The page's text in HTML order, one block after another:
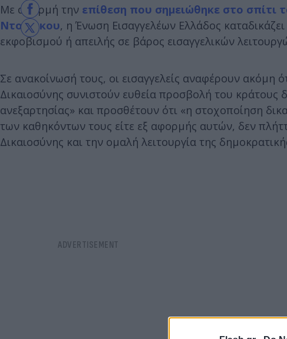
Με αφορμή την επίθεση που σημειώθηκε στο σπίτι
Ντογιάκου, η Ένωση Εισαγγελέων Ελλάδος
εκφοβισμού ή απειλής σε βάρος εισαγγελικών
Σε ανακοίνωσή τους, οι εισαγγελείς αναφέρουν ακόμη
Δικαιοσύνης συνιστούν ευθεία προσβολή του κράτους
ανεξαρτησίας» και προσθέτουν ότι «η στοχοποίηση
των καθηκόντων τους είτε εξ αφορμής αυτών, δεν
Δικαιοσύνης και την ομαλή λειτουργία της